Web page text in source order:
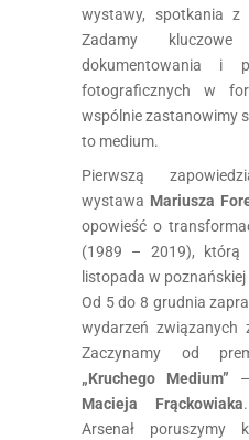
wystawy, spotkania z
Zadamy
dokumentowania i
fotograficznych w
wspólnie zastanowimy
to medium.
Pierwszą
wystawa Mariusza
opowieść o
(1989 – 2019), którą
listopada w
Od 5 do 8 grudnia
wydarzeń związanych
Zaczynamy od
„Kruchego Medium”
Macieja Frąckowiaka
Arsenał poruszymy